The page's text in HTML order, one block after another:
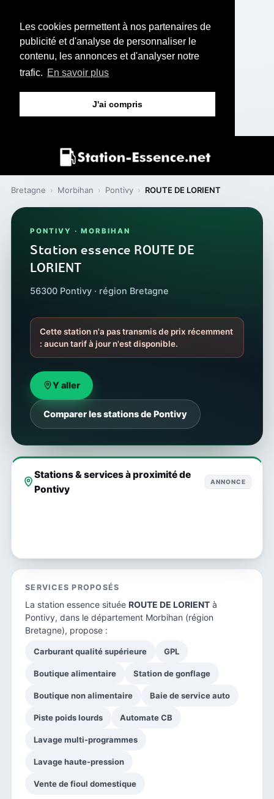
Les cookies permettent à nos partenaires de
publicité et d'analyse de personnaliser le
contenu, les annonces et d'analyser notre
trafic. En savoir plus
J'ai compris
Bretagne › Morbihan › Pontivy › ROUTE DE LORIENT
PONTIVY · MORBIHAN
Station essence ROUTE DE
LORIENT
56300 Pontivy · région Bretagne
Cette station n'a pas transmis de prix récemment
: aucun tarif à jour n'est disponible.
Y aller
Comparer les stations de Pontivy
Stations & services à proximité de
Pontivy
ANNONCE
SERVICES PROPOSÉS
La station essence située ROUTE DE LORIENT à
Pontivy, dans le département Morbihan (région
Bretagne), propose :
Carburant qualité supérieure GPL
Boutique alimentaire Station de gonflage
Boutique non alimentaire Baie de service auto
Piste poids lourds Automate CB
Lavage multi-programmes
Lavage haute-pression
Vente de fioul domestique